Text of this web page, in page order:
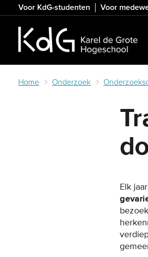
to
main
content
Voor KdG-studenten Voor
Home Onderzoek
Elk